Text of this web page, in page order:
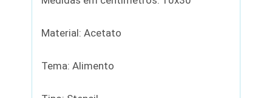
Material: Acetato
Tema: Alimento